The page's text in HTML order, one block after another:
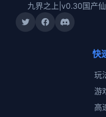
九界之上|v0.30国产
快
玩
游
高